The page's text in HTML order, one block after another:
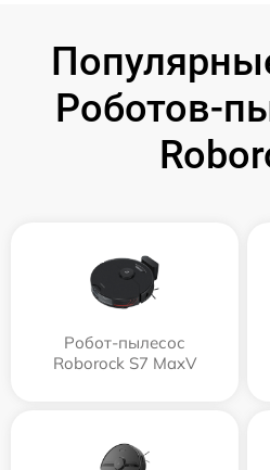
Роботов-
Робот-пылесос
Roborock S7 MaxV